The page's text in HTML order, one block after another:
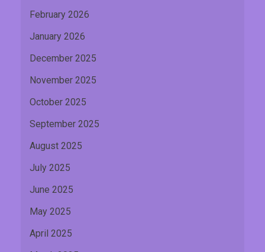
February 2026
January 2026
December 2025
November 2025
October 2025
September 2025
August 2025
July 2025
June 2025
May 2025
April 2025